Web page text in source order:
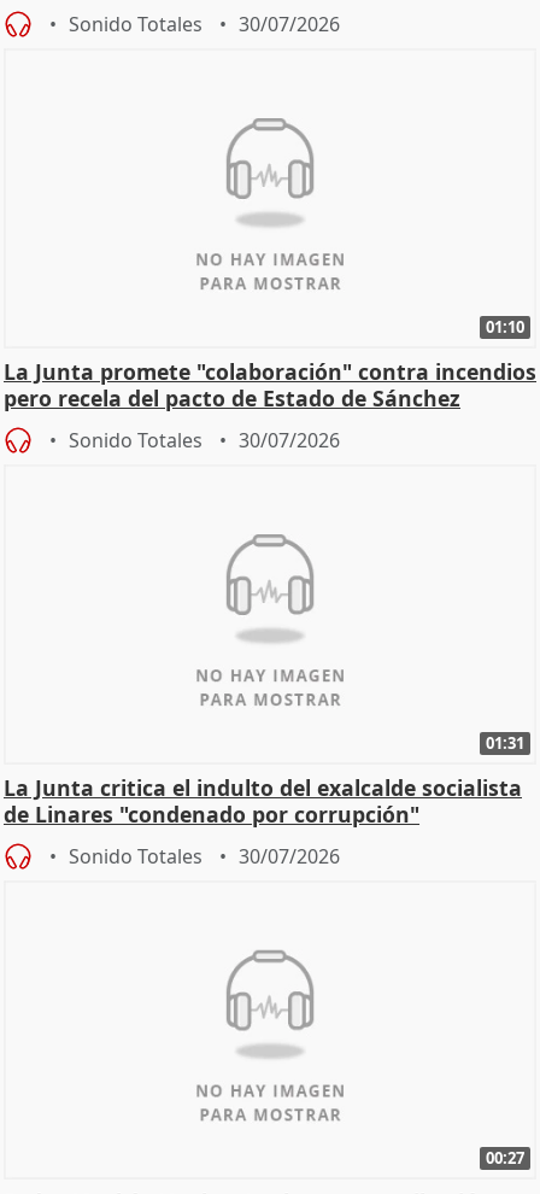
Sonido Totales 30/07/2026
01:10
La Junta promete "colaboración" contra incendios
pero recela del pacto de Estado de Sánchez
Sonido Totales 30/07/2026
01:31
La Junta critica el indulto del exalcalde socialista
de Linares "condenado por corrupción"
Sonido Totales 30/07/2026
00:27